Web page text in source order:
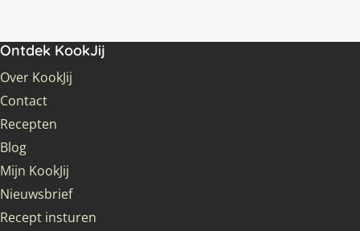
Ontdek KookJij
Over KookJij
Contact
Recepten
Blog
Mijn KookJij
Nieuwsbrief
Recept insturen